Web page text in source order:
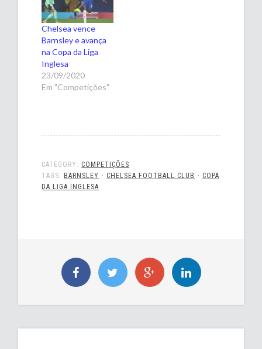
Chelsea vence
Barnsley e avança
na Copa da Liga
Inglesa
23/09/2020
Em "Competições"
CATEGORY: COMPETIÇÕES
TAGS: BARNSLEY • CHELSEA FOOTBALL CLUB • COPA
DA LIGA INGLESA